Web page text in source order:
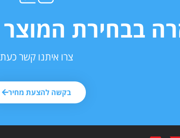
בבחירת
צרו איתנו קשר כעת
בקשה להצעת מחיר